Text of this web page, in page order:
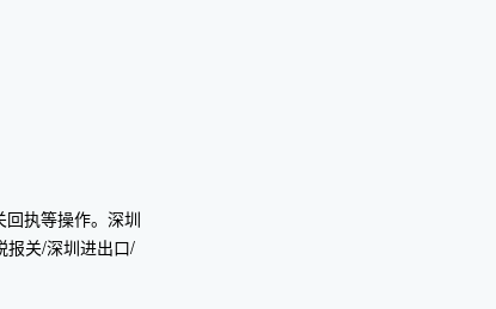
执等操作。深圳
报关/深圳进出口/